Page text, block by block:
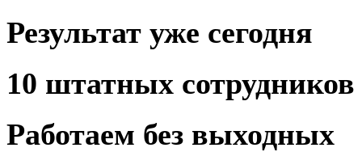
Результат уже сегодня
10 штатных сотрудников
Работаем без выходных